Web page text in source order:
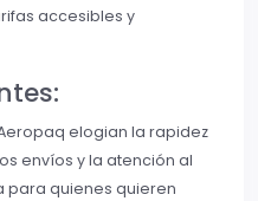
accesibles y
elogian la rapidez
envíos y la atención al
para quienes quieren